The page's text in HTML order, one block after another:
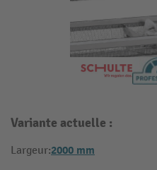
Variante actuelle :
Largeur:2000 mm